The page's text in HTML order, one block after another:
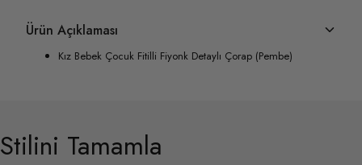
Ürün Açıklaması
Kız Bebek Çocuk Fitilli Fiyonk Detaylı Çorap (Pembe)
Stilini Tamamla